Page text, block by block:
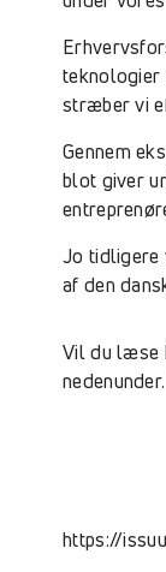
teknologier
stræber vi
Gennem
blot giver
Jo tidligere
af den
Vil du læse
https://